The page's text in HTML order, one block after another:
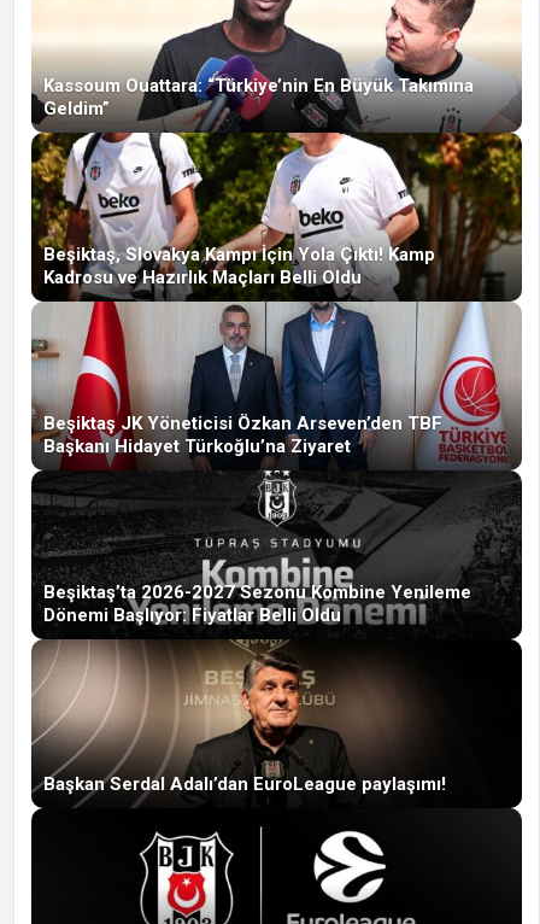
Kassoum Ouattara: “Türkiye’nin En Büyük Takımına
Geldim”
Beşiktaş, Slovakya Kampı İçin Yola Çıktı! Kamp
Kadrosu ve Hazırlık Maçları Belli Oldu
Beşiktaş JK Yöneticisi Özkan Arseven’den TBF
Başkanı Hidayet Türkoğlu’na Ziyaret
Beşiktaş’ta 2026-2027 Sezonu Kombine Yenileme
Dönemi Başlıyor: Fiyatlar Belli Oldu
Başkan Serdal Adalı’dan EuroLeague paylaşımı!